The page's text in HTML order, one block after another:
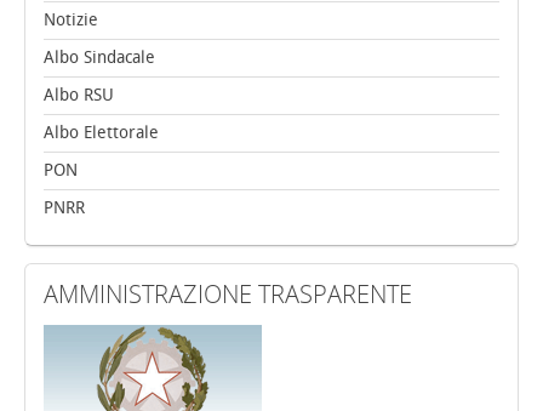
Notizie
Albo Sindacale
Albo RSU
Albo Elettorale
PON
PNRR
AMMINISTRAZIONE TRASPARENTE